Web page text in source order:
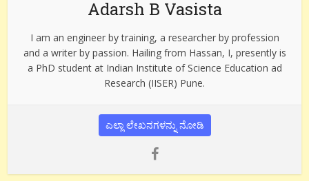
Adarsh B Vasista
I am an engineer by training, a researcher by profession
and a writer by passion. Hailing from Hassan, I, presently is
a PhD student at Indian Institute of Science Education ad
Research (IISER) Pune.
ಎಲ್ಲಾ ಲೇಖನಗಳನ್ನು ನೋಡಿ